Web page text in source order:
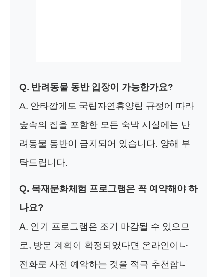
Q. 반려동물 동반 입장이 가능한가요?
A. 안타깝게도 국립자연휴양림 규정에 따라
숲속의 집을 포함한 모든 숙박 시설에는 반
려동물 동반이 금지되어 있습니다. 양해 부
탁드립니다.
Q. 목재문화체험 프로그램은 꼭 예약해야 하
나요?
A. 인기 프로그램은 조기 마감될 수 있으므
로, 방문 계획이 확정되었다면 온라인이나
전화로 사전 예약하는 것을 적극 추천합니